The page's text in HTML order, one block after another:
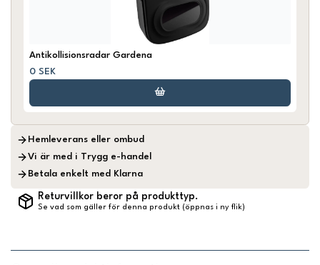
Antikollisionsradar Gardena
0 SEK
Hemleverans eller ombud
Vi är med i Trygg e-handel
Betala enkelt med Klarna
Returvillkor beror på produkttyp.
Se vad som gäller för denna produkt (öppnas i ny flik)